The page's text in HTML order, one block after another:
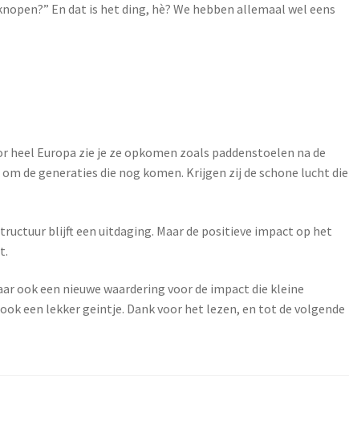
En dat is het ding, hè? We hebben allemaal wel eens
Europa zie je ze opkomen zoals paddenstoelen na de
de generaties die nog komen. Krijgen zij de schone lucht die
blijft een uitdaging. Maar de positieve impact op het
ook een nieuwe waardering voor de impact die kleine
een lekker geintje. Dank voor het lezen, en tot de volgende